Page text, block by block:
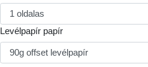
Levélpapír papír